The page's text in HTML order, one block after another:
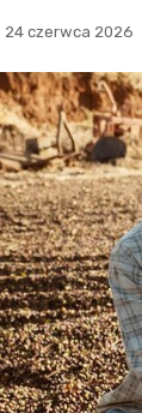
24 czerwca 2026